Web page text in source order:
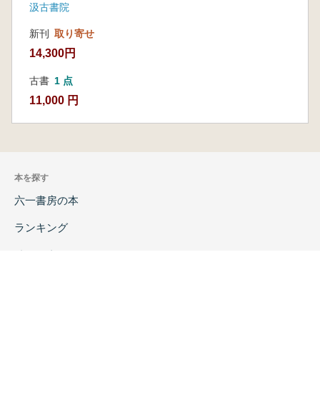
汲古書院
新刊 取り寄せ
14,300円
古書 1 点
11,000 円
本を探す
六一書房の本
ランキング